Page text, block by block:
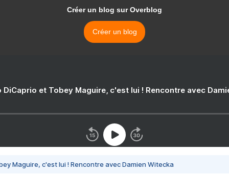
Créer un blog sur Overblog
Créer un blog
DiCaprio et Tobey Maguire, c'est lui ! Rencontre avec
Maguire, c'est lui ! Rencontre avec Damien Witecka